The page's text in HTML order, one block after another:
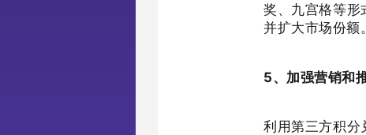
奖、九宫格等形
并扩大市场份额。
5、加强营销和
利用第三方积分